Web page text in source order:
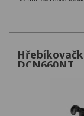
DCN660NT